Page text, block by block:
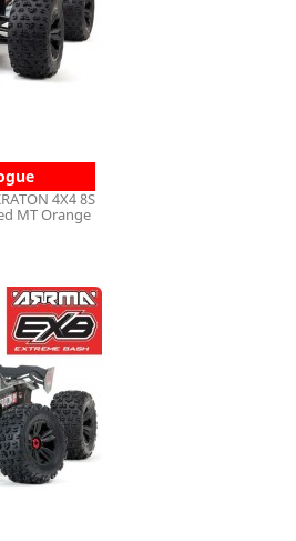
4X4 8S
MT Orange